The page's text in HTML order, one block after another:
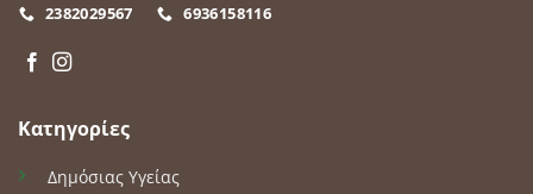
2382029567 6936158116
Κατηγορίες
Δημόσιας Υγείας